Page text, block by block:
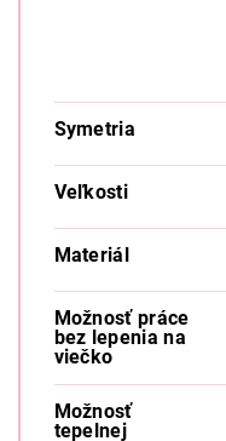
Symetria
Veľkosti
Materiál
Možnosť práce
bez lepenia na
viečko
Možnosť
tepelnej